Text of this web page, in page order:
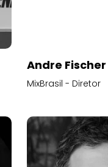
Andre Fischer
MixBrasil - Diretor